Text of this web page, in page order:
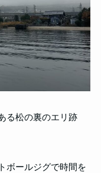
る松の裏のエリ跡
ボールジグで時間を